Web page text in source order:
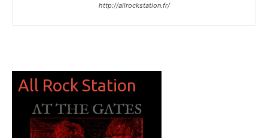
http://allrockstation.fr/